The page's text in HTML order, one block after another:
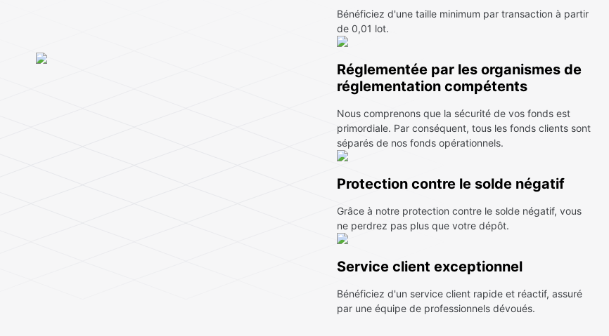
Bénéficiez d'une taille minimum par transaction à partir
de 0,01 lot.
Réglementée par les organismes de
réglementation compétents
Nous comprenons que la sécurité de vos fonds est
primordiale. Par conséquent, tous les fonds clients sont
séparés de nos fonds opérationnels.
Protection contre le solde négatif
Grâce à notre protection contre le solde négatif, vous
ne perdrez pas plus que votre dépôt.
Service client exceptionnel
Bénéficiez d'un service client rapide et réactif, assuré
par une équipe de professionnels dévoués.